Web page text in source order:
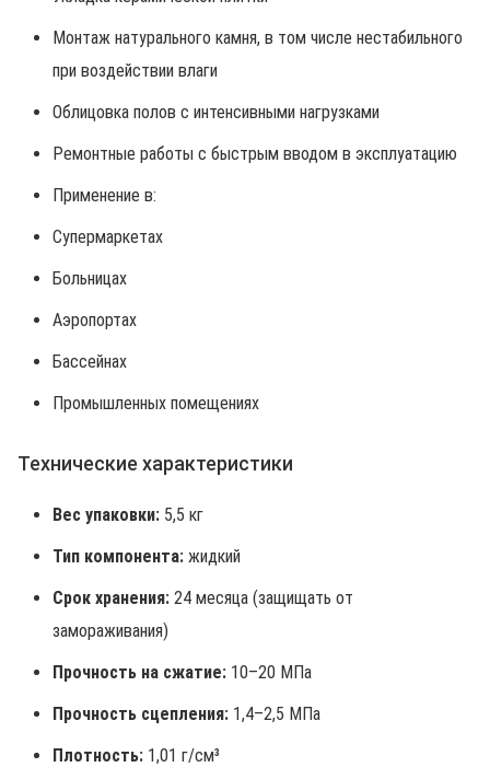
Монтаж натурального камня, в том числе нестабильного
при воздействии влаги
Облицовка полов с интенсивными нагрузками
Ремонтные работы с быстрым вводом в эксплуатацию
Применение в:
Супермаркетах
Больницах
Аэропортах
Бассейнах
Промышленных помещениях
Технические характеристики
Вес упаковки: 5,5 кг
Тип компонента: жидкий
Срок хранения: 24 месяца (защищать от
замораживания)
Прочность на сжатие: 10–20 МПа
Прочность сцепления: 1,4–2,5 МПа
Плотность: 1,01 г/см³